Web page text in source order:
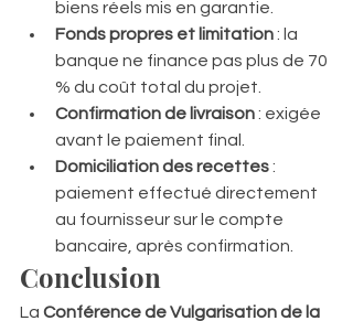
biens réels mis en garantie.
Fonds propres et limitation : la
banque ne finance pas plus de 70
% du coût total du projet.
Confirmation de livraison : exigée
avant le paiement final.
Domiciliation des recettes :
paiement effectué directement
au fournisseur sur le compte
bancaire, après confirmation.
Conclusion
La Conférence de Vulgarisation de la